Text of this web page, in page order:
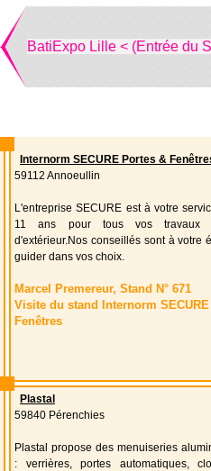
BatiExpo Lille < (Entrée du
Internorm SECURE Portes &
59112 Annoeullin
L'entreprise SECURE est à votre
11 ans pour tous vos travaux
d'extérieur.Nos conseillés sont à votre
guider dans vos choix.
Marcel Premereur, Stand N° 671
Visite du stand Internorm
Fenêtres
Plastal
59840 Pérenchies
Plastal propose des menuiseries
: verrières, portes automatiques,